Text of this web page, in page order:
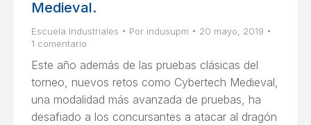
Medieval.
Escuela Industriales Por indusupm
20 mayo, 2019
1 comentario
Este año además de las pruebas clásicas del
torneo, nuevos retos como Cybertech Medieval,
una modalidad más avanzada de pruebas, ha
desafiado a los concursantes a atacar al dragón